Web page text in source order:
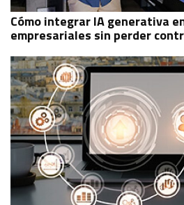
Cómo integrar IA generativa
empresariales sin perder